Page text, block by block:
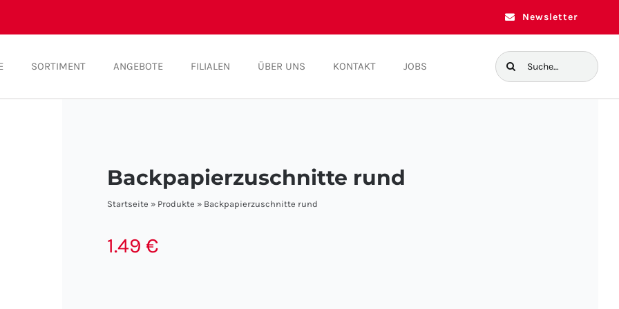
Newsletter
SORTIMENT ANGEBOTE FILIALEN ÜBER UNS KONTAKT JOBS
Suche
nach:
Backpapierzuschnitte rund
Startseite » Produkte » Backpapierzuschnitte rund
1.49 €